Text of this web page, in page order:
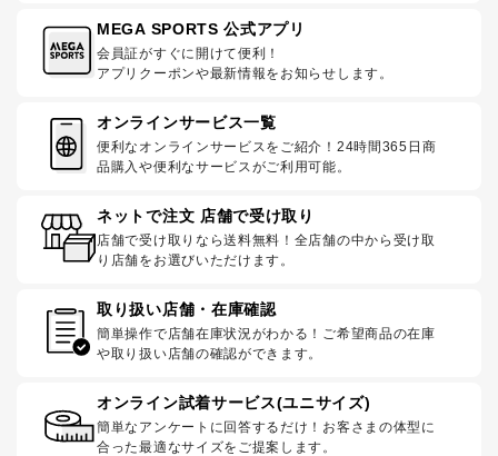
MEGA SPORTS 公式アプリ
会員証がすぐに開けて便利！
アプリクーポンや最新情報をお知らせします。
オンラインサービス一覧
便利なオンラインサービスをご紹介！24時間365日商
品購入や便利なサービスがご利用可能。
ネットで注文 店舗で受け取り
店舗で受け取りなら送料無料！全店舗の中から受け取
り店舗をお選びいただけます。
取り扱い店舗・在庫確認
簡単操作で店舗在庫状況がわかる！ご希望商品の在庫
や取り扱い店舗の確認ができます。
オンライン試着サービス(ユニサイズ)
簡単なアンケートに回答するだけ！お客さまの体型に
合った最適なサイズをご提案します。